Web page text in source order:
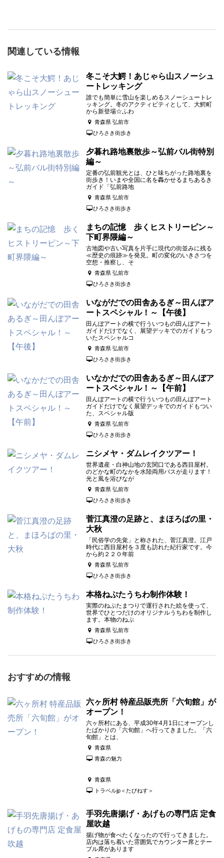
関連している情報
冬こそ大鰐！あじゃら山スノーシュ
ートレッキング
誰でも簡単に雪山を楽しめるスノーシュートレ
ッキング。冬のアクティビティとして、大鰐町
から新登場☆ふわ
青森県 弘前市
ひろさき街歩き
夕暮れ路地裏散歩～弘前バル街特別
編～
定番の弘前観光とは、ひと味ちがった路地裏を
街歩き！いまや全国に名を轟かせるまちあるき
ガイド「弘前路地
青森県 弘前市
ひろさき街歩き
まちの記憶 歩くヒストリーピン～
下町界隈編～
古地図や古い写真を片手に現代の街並みに残る
≪歴史の痕跡≫を発見。町の変化のいきさつを
空想・推察し、そ
青森県 弘前市
ひろさき街歩き
いながだでの田舎あるぎ～田んぼア
ートスペシャル！～【午後】
田んぼアートの横で行ういつもの田んぼアート
ガイドだけでなく、展望デッキでのガイドもつ
いたスペシャルコ
青森県 弘前市
ひろさき街歩き
いなかだでの田舎あるぎ～田んぼア
ートスペシャル！～【午前】
田んぼアートの横で行ういつもの田んぼアート
ガイドだけでなく展望デッキでのガイドもつい
た、スペシャル版
青森県 弘前市
ひろさき街歩き
ニシメヤ・ダムレイクツアー！
世界遺産・白神山地の玄関口である西目屋村。
のどかな町のなかを水陸両用バスが走ります！
光と風を浴びなが
青森県 弘前市
ひろさき街歩き
菅江真澄の足跡と、まほろばの里・
大秋
「民俗学の先覚」と称された、菅江真澄。江戸
時代に西目屋村を３度も訪れた紀行家です。今
から約２２０年前
青森県 弘前市
ひろさき街歩き
本格ねぷたうちわ制作体験！
実際のねぷたまつりで運行された絵を使って、
世界でひとつだけのオリジナルうちわを制作し
ます。本物のねぷ
青森県 弘前市
ひろさき街歩き
おすすめの情報
六ヶ所村 特産品販売所「六旬館」が
オープン！
六ヶ所村にある、平成30年4月1日にオープンし
たばかりの「六旬館」へ行ってきました。「六
旬館」とは、
青森県
青森の魅力
青森県
トラベルjp＜たびねす＞
手羽先唐揚げ・あげもの専門店 定食
屋吹越
揚げ物が食べたくなったので行ってきました。
店内は落ち着いた雰囲気でカウンター席とテー
ブル席があります